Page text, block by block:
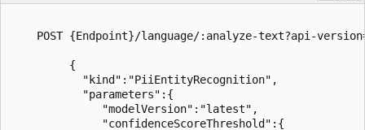
POST {Endpoint}/language/:analyze-text?api-
         {
           "kind":"PiiEntityRecognition",
           "parameters":{
              "modelVersion":"latest",
              "confidenceScoreThreshold":{